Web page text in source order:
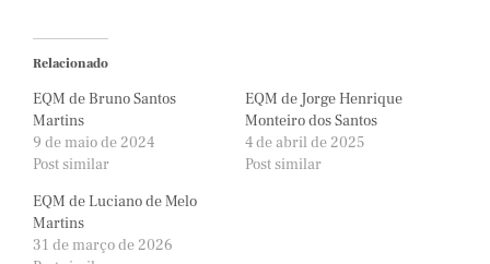
Relacionado
EQM de Bruno Santos
Martins
9 de maio de 2024
Post similar
EQM de Jorge Henrique
Monteiro dos Santos
4 de abril de 2025
Post similar
EQM de Luciano de Melo
Martins
31 de março de 2026